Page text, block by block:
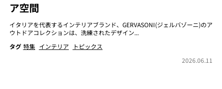
ア空間
イタリアを代表するインテリアブランド、GERVASONI(ジェルバゾーニ)のア
ウトドアコレクションは、洗練されたデザイン...
タグ 特集 インテリア
トピックス
2026.06.11